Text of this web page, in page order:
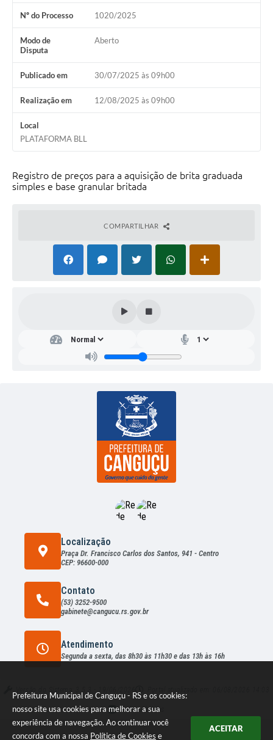
Prefeitura Municipal de Canguçu - RS e os cookies:
nosso site usa cookies para melhorar a sua
experiência de navegação. Ao continuar você
concorda com a nossa Política de Cookies e
ACEITAR
Nº do Processo 1020/2025
Modo de
Disputa
Aberto
Publicado em 30/07/2025 às 09h00
Realização em 12/08/2025 às 09h00
Local
PLATAFORMA BLL
Registro de preços para a aquisição de brita graduada
simples e base granular britada
COMPARTILHAR
Localização
Praça Dr. Francisco Carlos dos Santos, 941 - Centro
CEP: 96600-000
Contato
(53) 3252-9500
gabinete@cangucu.rs.gov.br
Atendimento
Segunda a sexta, das 8h30 às 11h30 e das 13h às 16h
Dados Abertos